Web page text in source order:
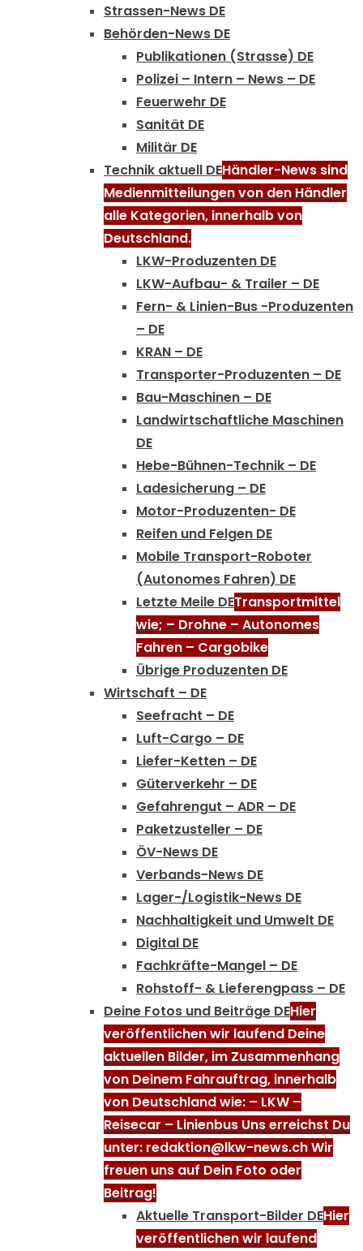
Strassen-News DE
Behörden-News DE
Publikationen (Strasse) DE
Polizei – Intern – News – DE
Feuerwehr DE
Sanität DE
Militär DE
Technik aktuell DEHändler-News sind
Medienmitteilungen von den Händler
alle Kategorien, innerhalb von
Deutschland.
LKW-Produzenten DE
LKW-Aufbau- & Trailer – DE
Fern- & Linien-Bus -Produzenten
– DE
KRAN – DE
Transporter-Produzenten – DE
Bau-Maschinen – DE
Landwirtschaftliche Maschinen
DE
Hebe-Bühnen-Technik – DE
Ladesicherung – DE
Motor-Produzenten- DE
Reifen und Felgen DE
Mobile Transport-Roboter
(Autonomes Fahren) DE
Letzte Meile DETransportmittel
wie; – Drohne – Autonomes
Fahren – Cargobike
Übrige Produzenten DE
Wirtschaft – DE
Seefracht – DE
Luft-Cargo – DE
Liefer-Ketten – DE
Güterverkehr – DE
Gefahrengut – ADR – DE
Paketzusteller – DE
ÖV-News DE
Verbands-News DE
Lager-/Logistik-News DE
Nachhaltigkeit und Umwelt DE
Digital DE
Fachkräfte-Mangel – DE
Rohstoff- & Lieferengpass – DE
Deine Fotos und Beiträge DEHier
veröffentlichen wir laufend Deine
aktuellen Bilder, im Zusammenhang
von Deinem Fahrauftrag, innerhalb
von Deutschland wie: – LKW –
Reisecar – Linienbus Uns erreichst Du
unter: redaktion@lkw-news.ch Wir
freuen uns auf Dein Foto oder
Beitrag!
Aktuelle Transport-Bilder DEHier
veröffentlichen wir laufend